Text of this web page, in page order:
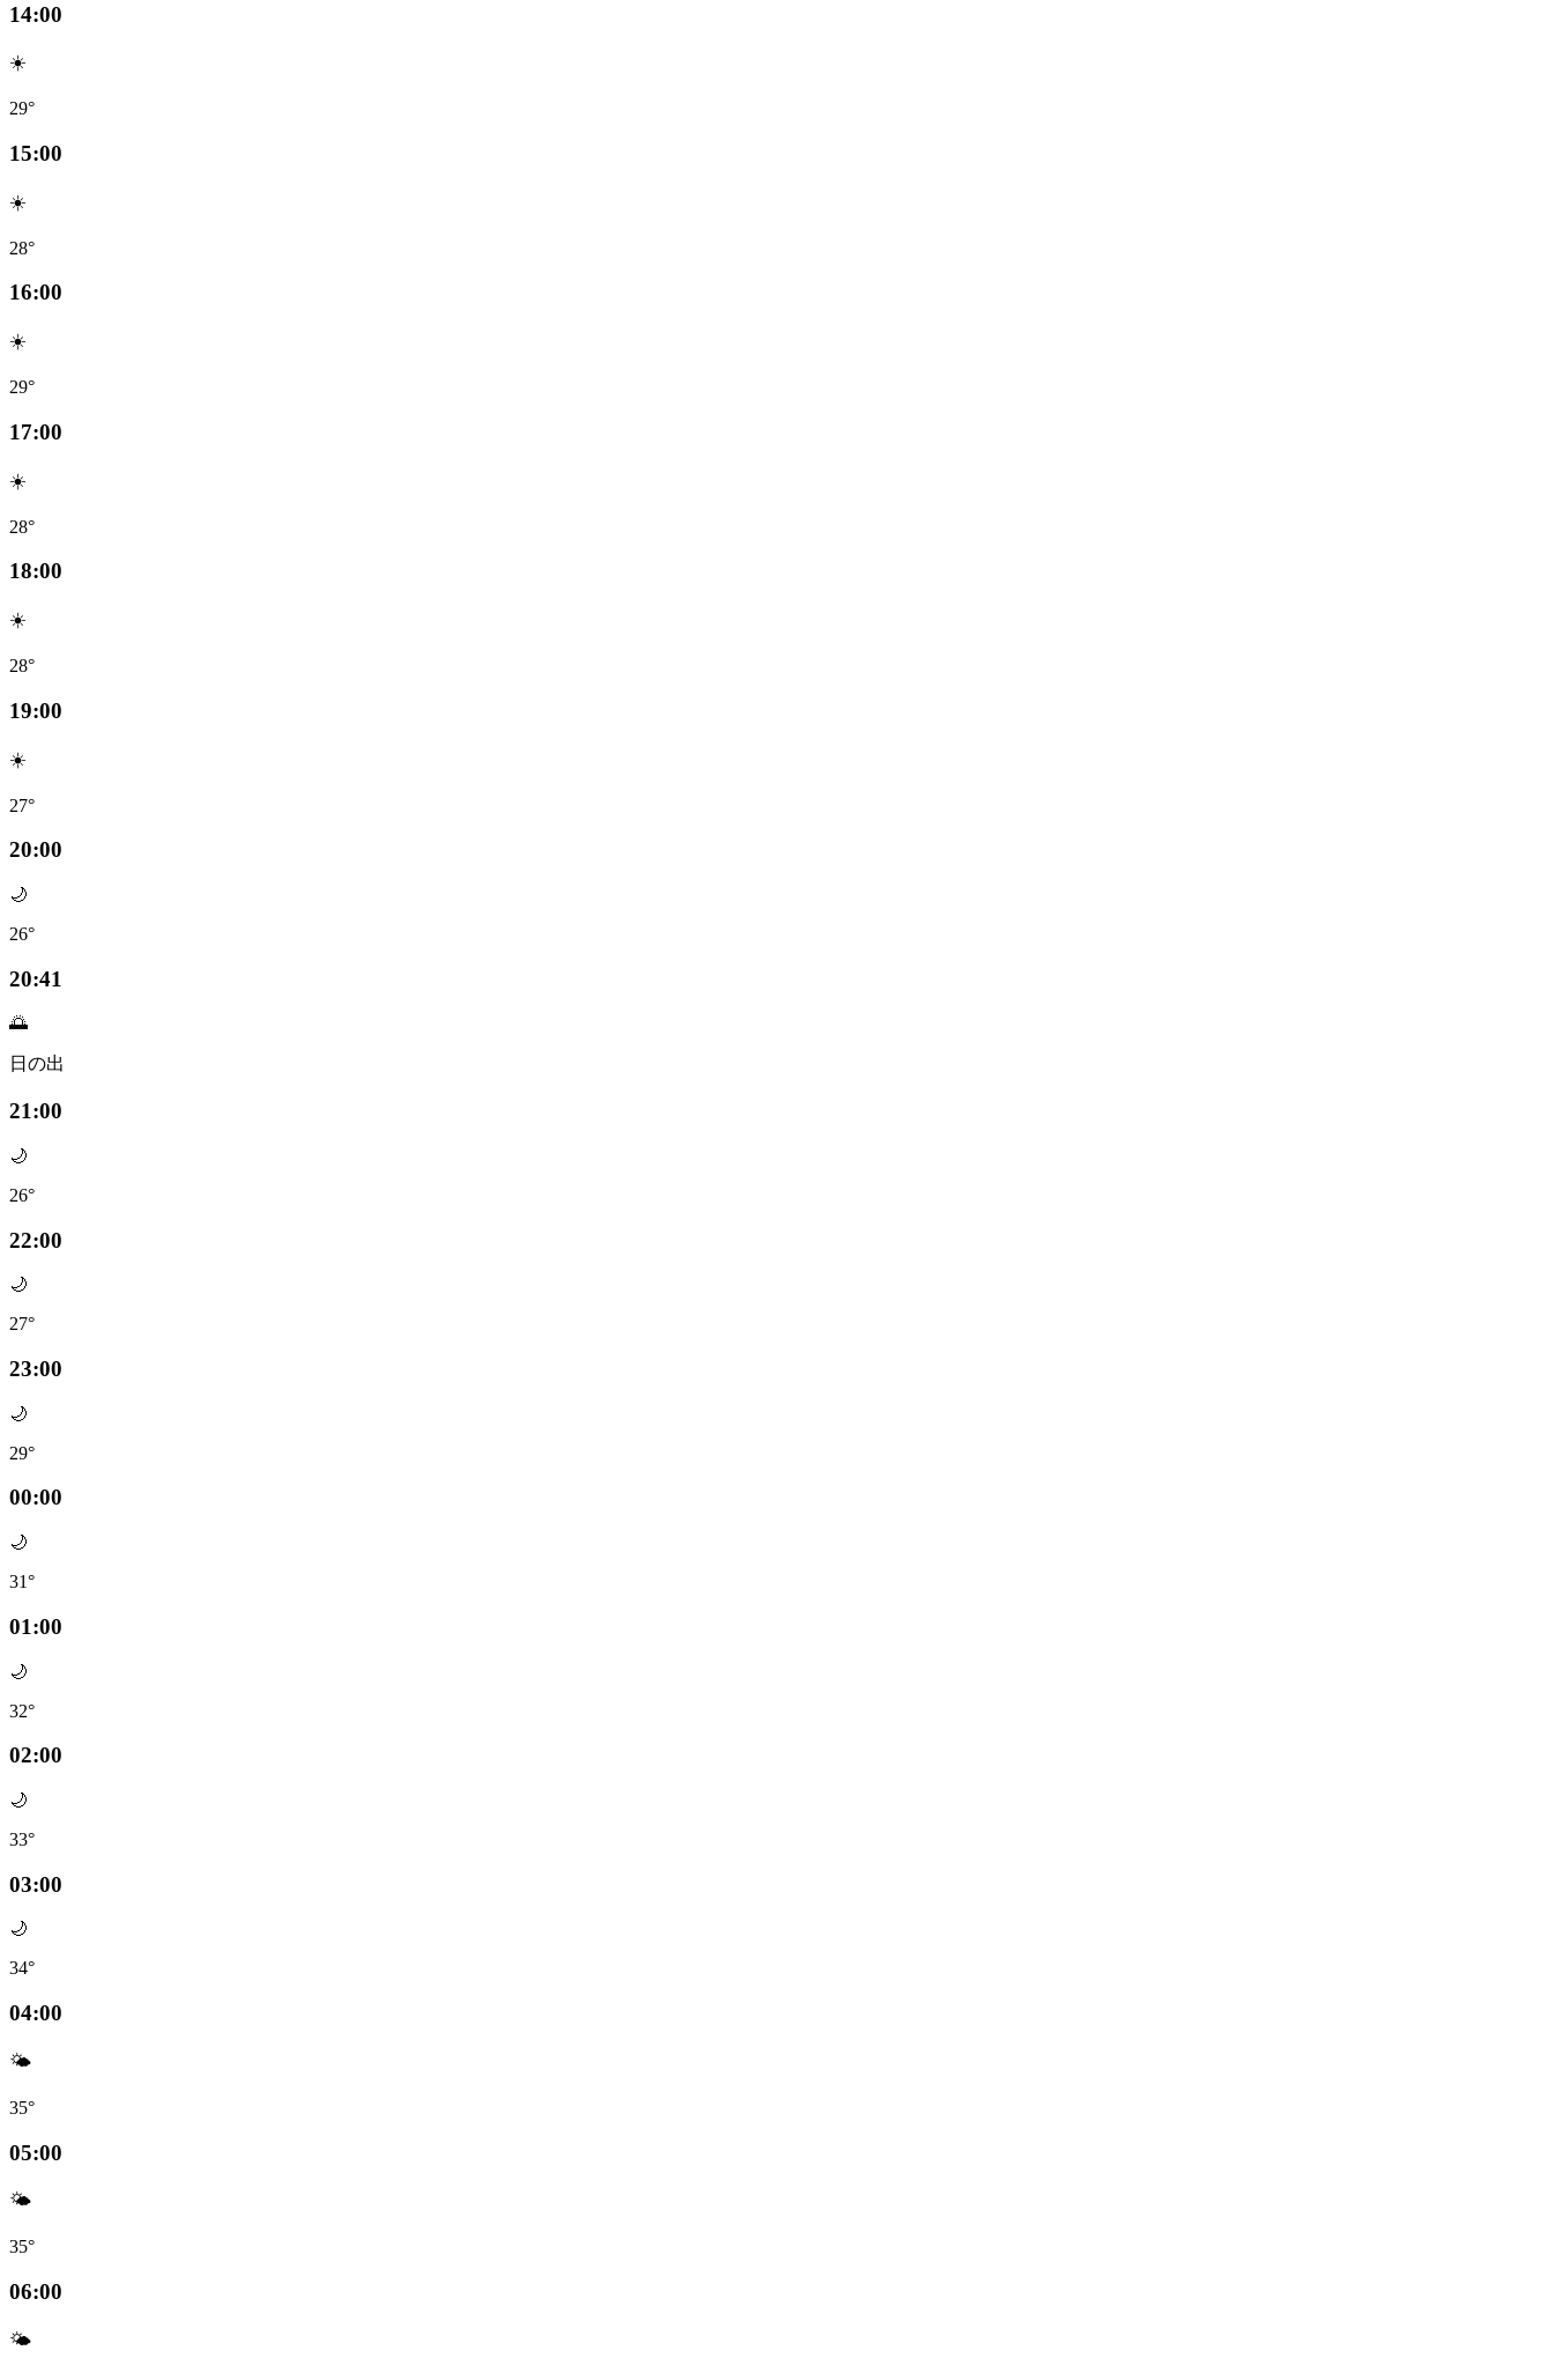
14:00
☀️
29°
15:00
☀️
28°
16:00
☀️
29°
17:00
☀️
28°
18:00
☀️
28°
19:00
☀️
27°
20:00
🌙
26°
20:41
🌅
日の出
21:00
🌙
26°
22:00
🌙
27°
23:00
🌙
29°
00:00
🌙
31°
01:00
🌙
32°
02:00
🌙
33°
03:00
🌙
34°
04:00
🌤️
35°
05:00
🌤️
35°
06:00
🌤️